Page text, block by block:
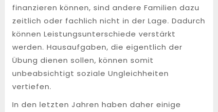
finanzieren können, sind andere Familien dazu
zeitlich oder fachlich nicht in der Lage. Dadurch
können Leistungsunterschiede verstärkt
werden. Hausaufgaben, die eigentlich der
Übung dienen sollen, können somit
unbeabsichtigt soziale Ungleichheiten
vertiefen.
In den letzten Jahren haben daher einige